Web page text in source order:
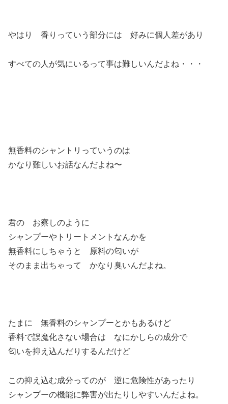
やはり 香りっていう部分には 好みに個人差があり
すべての人が気にいるって事は難しいんだよね・・・
無香料のシャントリっていうのは
かなり難しいお話なんだよね〜
君の お察しのように
シャンプーやトリートメントなんかを
無香料にしちゃうと 原料の匂いが
そのまま出ちゃって かなり臭いんだよね。
たまに 無香料のシャンプーとかもあるけど
香料で誤魔化さない場合は なにかしらの成分で
匂いを抑え込んだりするんだけど
この抑え込む成分ってのが 逆に危険性があったり
シャンプーの機能に弊害が出たりしやすいんだよね。